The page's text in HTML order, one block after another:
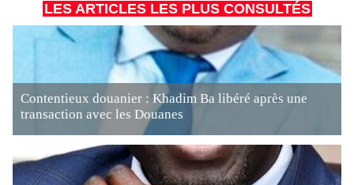
LES ARTICLES LES PLUS CONSULTÉS
Contentieux douanier : Khadim Ba libéré après une
transaction avec les Douanes